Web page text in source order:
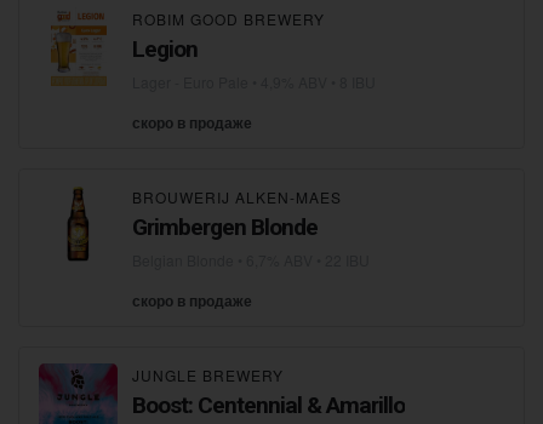
ROBIM GOOD BREWERY
Legion
скоро в продаже
BROUWERIJ ALKEN-MAES
Grimbergen Blonde
скоро в продаже
JUNGLE BREWERY
Boost: Centennial & Amarillo